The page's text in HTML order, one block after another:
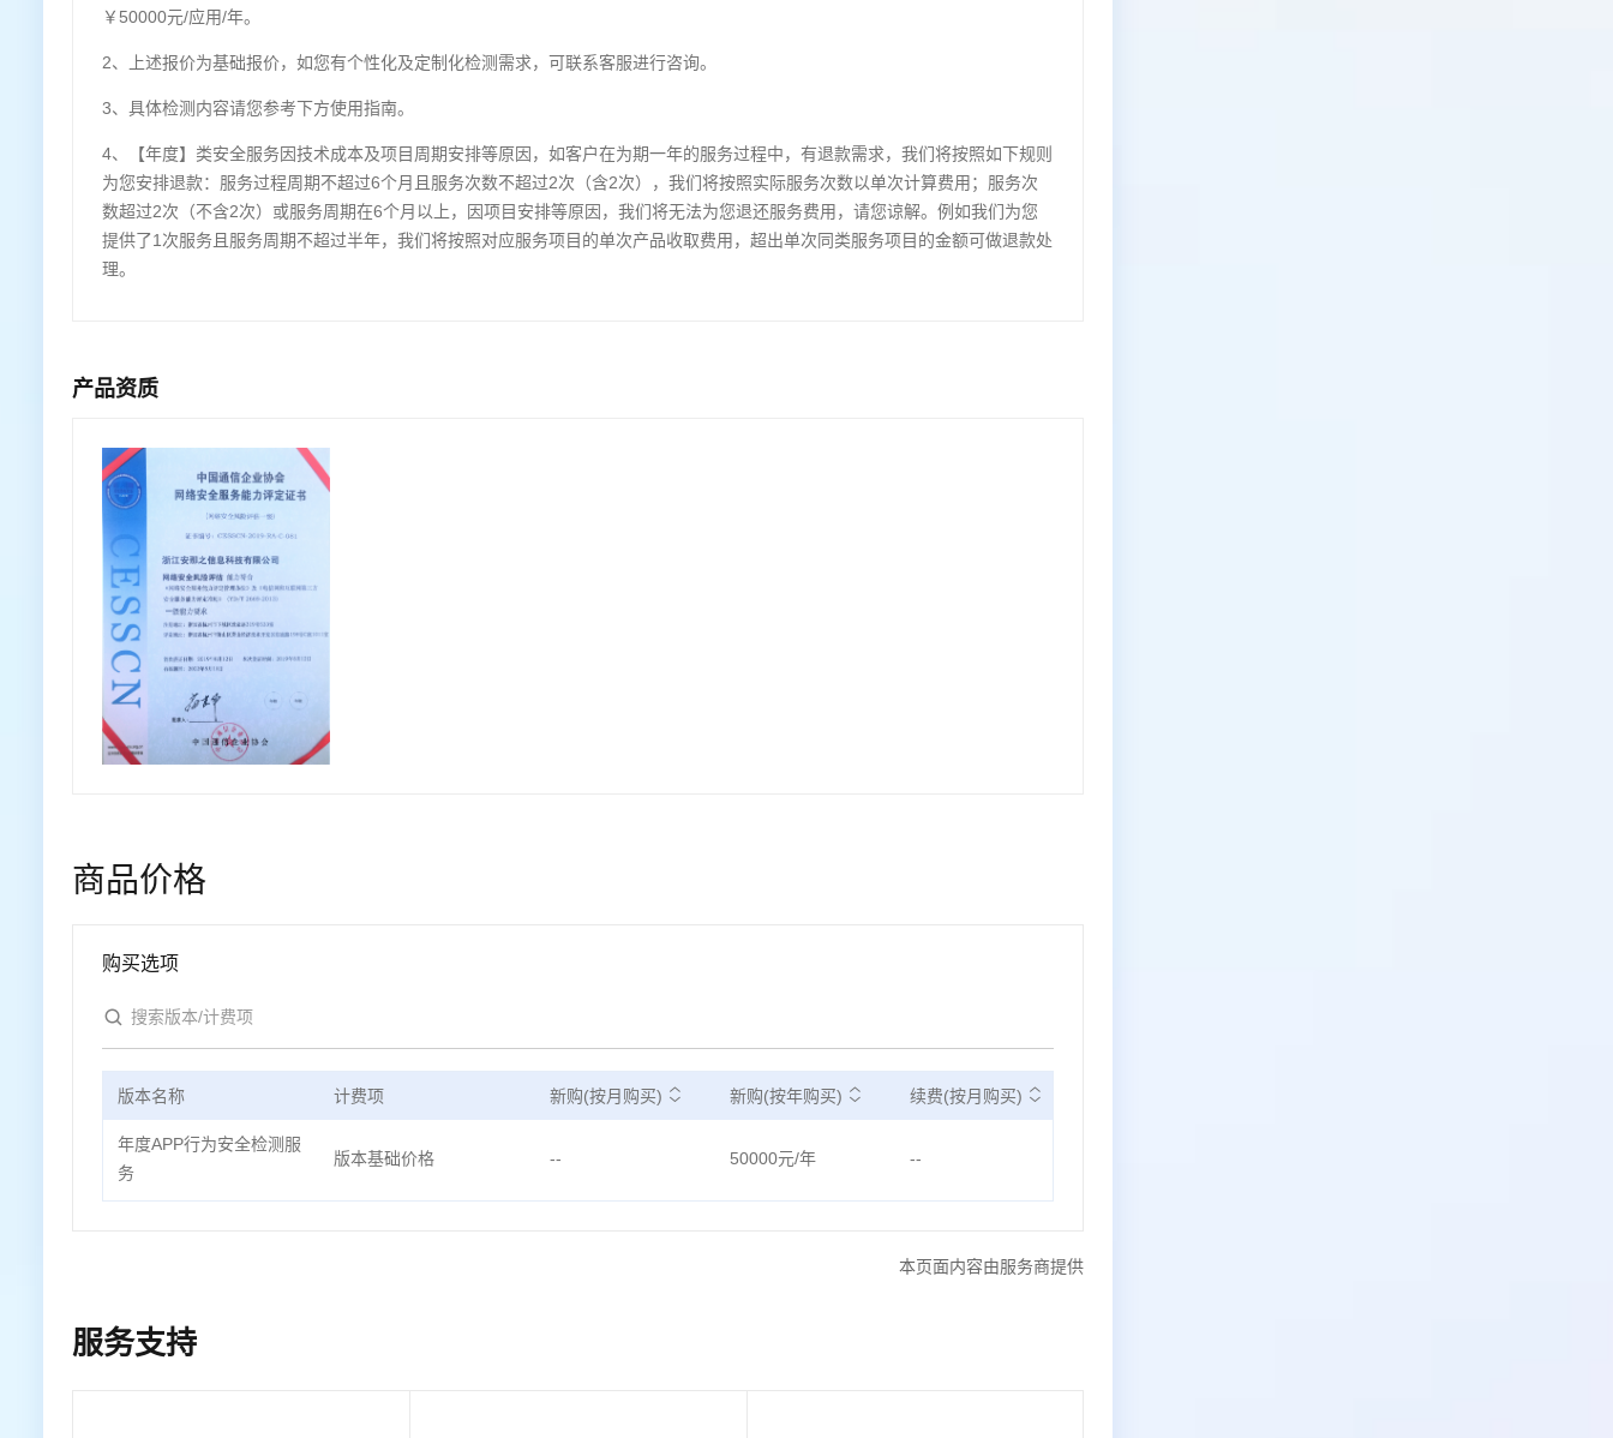
￥50000元/应用/年。
2、上述报价为基础报价，如您有个性化及定制化检测需求，可联系客服进行咨询。
3、具体检测内容请您参考下方使用指南。
4、【年度】类安全服务因技术成本及项目周期安排等原因，如客户在为期一年的服务过程中，有退款需求，我们将按照如下规则
为您安排退款：服务过程周期不超过6个月且服务次数不超过2次（含2次），我们将按照实际服务次数以单次计算费用；服务次
数超过2次（不含2次）或服务周期在6个月以上，因项目安排等原因，我们将无法为您退还服务费用，请您谅解。例如我们为您
提供了1次服务且服务周期不超过半年，我们将按照对应服务项目的单次产品收取费用，超出单次同类服务项目的金额可做退款处
理。
产品资质
商品价格
购买选项
版本名称 计费项 新购(按月购买) 新购(按年购买) 续费(按月购买)
年度APP行为安全检测服
务
版本基础价格 -- 50000元/年 --
本页面内容由服务商提供
服务支持